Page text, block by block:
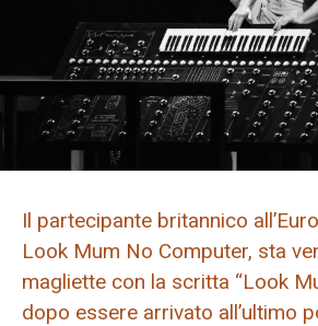
Il partecipante britannico
Look Mum No Computer, sta
magliette con la scritta “Look
dopo essere arrivato all’ultimo